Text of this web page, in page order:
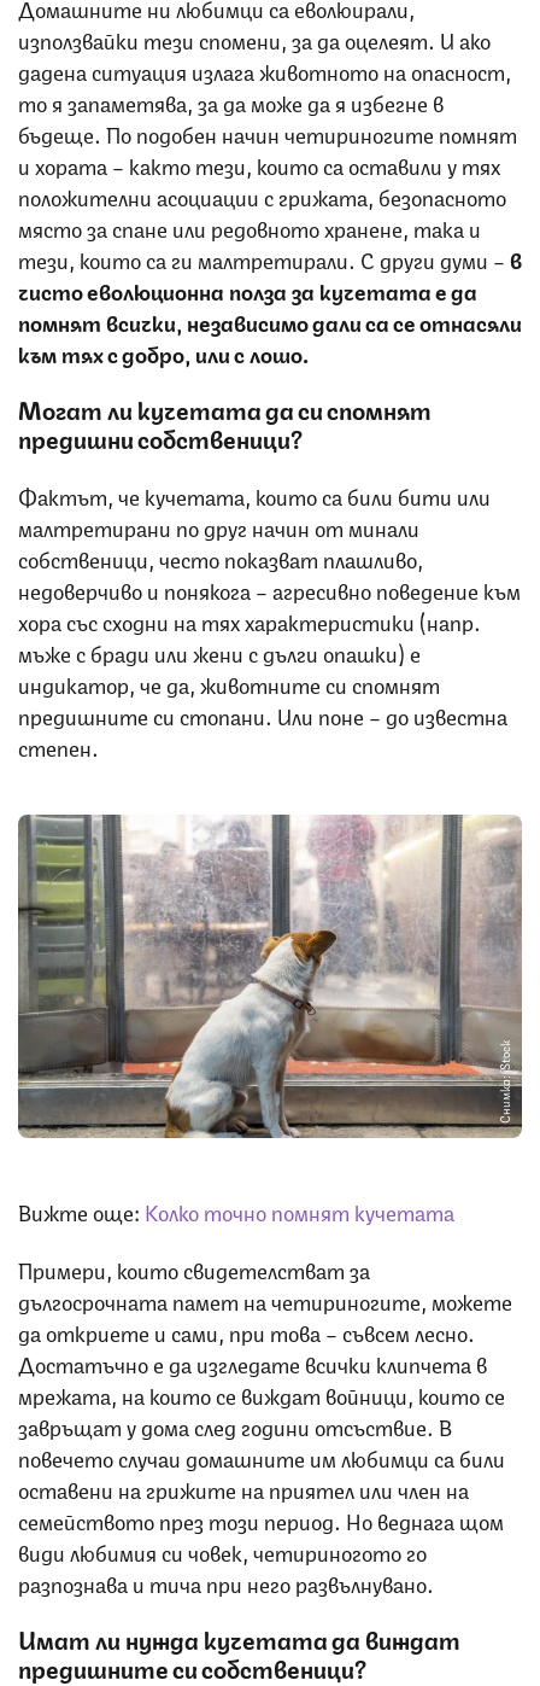
Домашните ни любимци са еволюирали,
използвайки тези спомени, за да оцелеят. И ако
дадена ситуация излага животното на опасност,
то я запаметява, за да може да я избегне в
бъдеще. По подобен начин четириногите помнят
и хората – както тези, които са оставили у тях
положителни асоциации с грижата, безопасното
място за спане или редовното хранене, така и
тези, които са ги малтретирали. С други думи –в
чисто еволюционна полза за кучетата е да
помнят всички, независимо дали са се отнасяли
към тях с добро, или с лошо.
Могат ли кучетата да си спомнят
предишни собственици?
Фактът, че кучетата, които са били бити или
малтретирани по друг начин от минали
собственици, често показват плашливо,
недоверчиво и понякога – агресивно поведение към
хора със сходни на тях характеристики (напр.
мъже с бради или жени с дълги опашки) е
индикатор, че да, животните си спомнят
предишните си стопани. Или поне – до известна
степен.
Снимка: iStock
Вижте още: Колко точно помнят кучетата
Примери, които свидетелстват за
дългосрочната памет на четириногите, можете
да откриете и сами, при това – съвсем лесно.
Достатъчно е да изгледате всички клипчета в
мрежата, на които се виждат войници, които се
завръщат у дома след години отсъствие. В
повечето случаи домашните им любимци са били
оставени на грижите на приятел или член на
семейството през този период. Но веднага щом
види любимия си човек, четириногото го
разпознава и тича при него развълнувано.
Имат ли нужда кучетата да виждат
предишните си собственици?